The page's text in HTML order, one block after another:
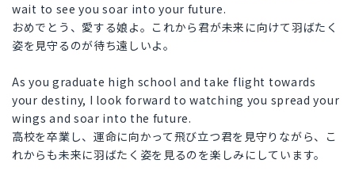
wait to see you soar into your future.
おめでとう、愛する娘よ。これから君が未来に向けて羽ばたく
姿を見守るのが待ち遠しいよ。
As you graduate high school and take flight towards
your destiny, I look forward to watching you spread your
wings and soar into the future.
高校を卒業し、運命に向かって飛び立つ君を見守りながら、こ
れからも未来に羽ばたく姿を見るのを楽しみにしています。